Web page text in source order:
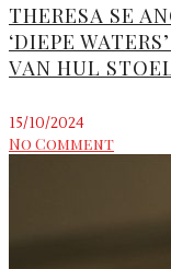
THERESA SE
‘DIEPE
VAN HUL
15/10/2024
No Comment